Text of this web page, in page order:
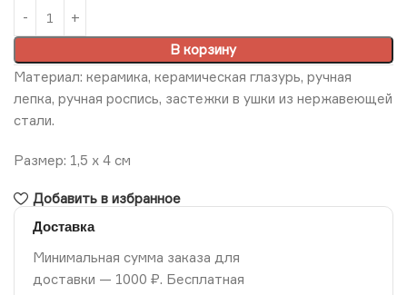
В корзину
Материал: керамика, керамическая глазурь, ручная
лепка, ручная роспись, застежки в ушки из нержавеющей
стали.
Размер: 1,5 х 4 см
Добавить в избранное
Доставка
Минимальная сумма заказа для
доставки — 1000 ₽. Бесплатная